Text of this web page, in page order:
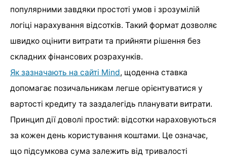
популярними завдяки простоті умов і зрозумілій
логіці нарахування відсотків. Такий формат дозволяє
швидко оцінити витрати та прийняти рішення без
складних фінансових розрахунків.
Як зазначають на сайті Mind, щоденна ставка
допомагає позичальникам легше орієнтуватися у
вартості кредиту та заздалегідь планувати витрати.
Принцип дії доволі простий: відсотки нараховуються
за кожен день користування коштами. Це означає,
що підсумкова сума залежить від тривалості